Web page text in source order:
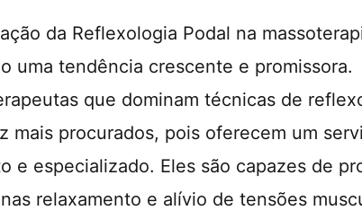
da Reflexologia Podal na
uma tendência crescente e promissora.
que dominam técnicas de
mais procurados, pois oferecem um
e especializado. Eles são capazes de
relaxamento e alívio de tensões